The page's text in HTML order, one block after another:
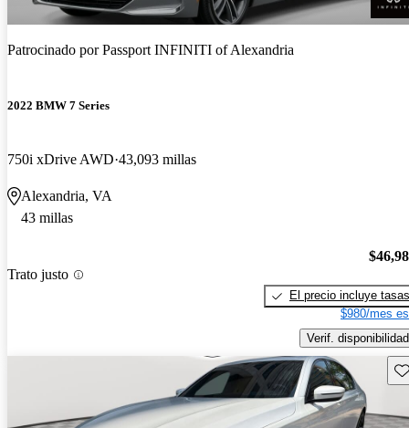
Patrocinado porPassport INFINITI of Alexandria
2022 BMW 7 Series
750i xDrive AWD 43,093 millas
Alexandria, VA
43 millas
Trato justo
El precio incluye tasas
$980/mes
Verif. disponibilidad